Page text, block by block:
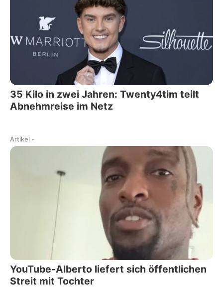
35 Kilo in zwei Jahren: Twenty4tim teilt
Abnehmreise im Netz
Artikel -
YouTube-Alberto liefert sich öffentlichen
Streit mit Tochter